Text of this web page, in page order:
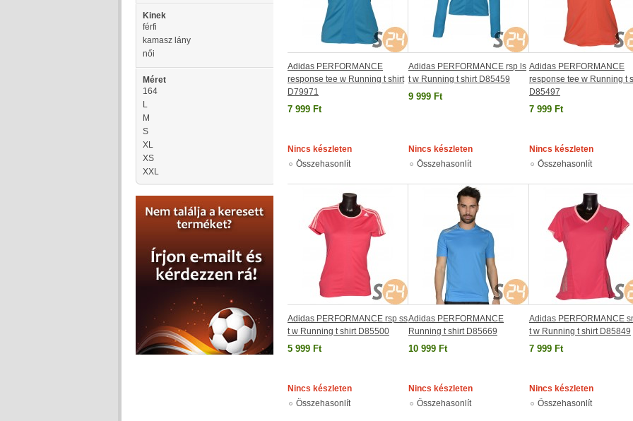
Kinek
férfi
kamasz lány
női
Méret
164
L
M
S
XL
XS
XXL
Adidas PERFORMANCE
response tee w Running t shirt
D79971
7 999 Ft
Nincs készleten
Összehasonlít
Adidas PERFORMANCE rsp ls
t w Running t shirt D85459
9 999 Ft
Nincs készleten
Összehasonlít
Adidas PERFORMANCE
response tee w Running t
D85497
7 999 Ft
Nincs készleten
Összehasonlít
Adidas PERFORMANCE rsp ss
t w Running t shirt D85500
5 999 Ft
Nincs készleten
Összehasonlít
Adidas PERFORMANCE
Running t shirt D85669
10 999 Ft
Nincs készleten
Összehasonlít
Adidas PERFORMANCE
t w Running t shirt D85849
7 999 Ft
Nincs készleten
Összehasonlít